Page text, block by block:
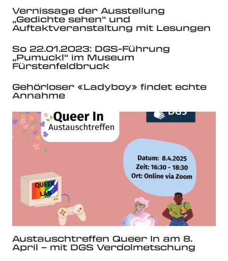
Vernissage der Ausstellung
„Gedichte sehen“ und
Auftaktveranstaltung mit Lesungen
So 22.01.2023: DGS-Führung
„Pumuckl“ im Museum
Fürstenfeldbruck
Gehörloser «Ladyboy» findet echte
Annahme
Austauschtreffen Queer In am 8.
April – mit DGS Verdolmetschung